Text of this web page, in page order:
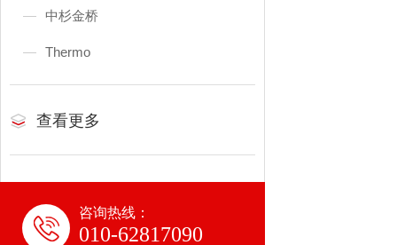
中杉金桥
Thermo
查看更多
咨询热线：
010-62817090